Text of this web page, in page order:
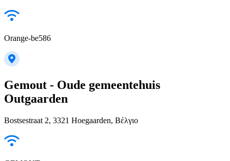
Orange-be586
Gemout - Oude gemeentehuis
Outgaarden
Bostsestraat 2, 3321 Hoegaarden, Βέλγιο